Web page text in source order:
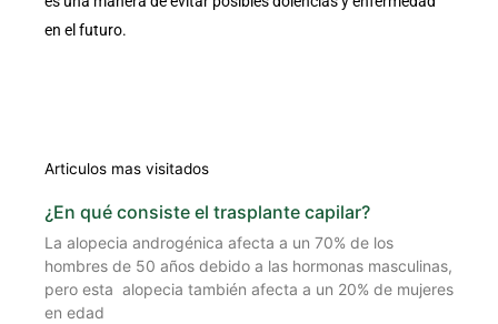
en el futuro.
Articulos mas visitados
¿En qué consiste el trasplante capilar?
La alopecia androgénica afecta a un 70% de los
hombres de 50 años debido a las hormonas masculinas,
pero esta alopecia también afecta a un 20% de mujeres
en edad